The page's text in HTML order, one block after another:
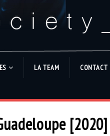
LA TEAM CONTACT
[2020]